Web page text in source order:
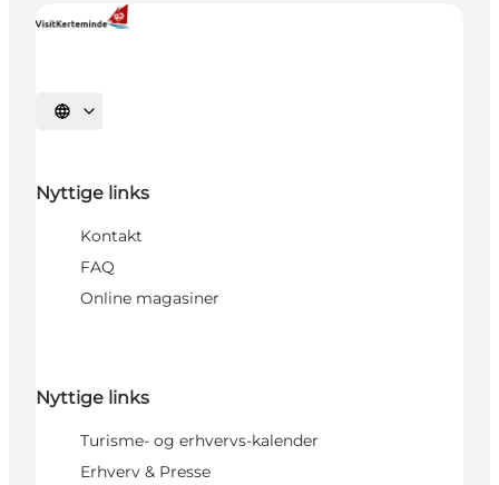
Vælg sprog
Nyttige links
Kontakt
FAQ
Online magasiner
Nyttige links
Turisme- og erhvervs-kalender
Erhverv & Presse